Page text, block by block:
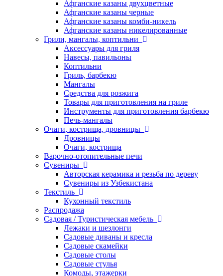
Афганские казаны двухцветные
Афганские казаны черные
Афганские казаны комби-никель
Афганские казаны никелированные
Грили, мангалы, коптильни
Аксессуары для гриля
Навесы, павильоны
Коптильни
Гриль, барбекю
Мангалы
Средства для розжига
Товары для приготовления на гриле
Инструменты для приготовления барбекю
Печь-мангалы
Очаги, кострища, дровницы
Дровницы
Очаги, кострища
Варочно-отопительные печи
Сувениры
Авторская керамика и резьба по дереву
Сувениры из Узбекистана
Текстиль
Кухонный текстиль
Распродажа
Садовая / Туристическая мебель
Лежаки и шезлонги
Садовые диваны и кресла
Садовые скамейки
Садовые столы
Садовые стулья
Комоды, этажерки